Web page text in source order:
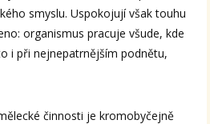
smyslu. Uspokojují však touhu
organismus pracuje všude, kde
i při nejnepatrnějším podnětu,
činnosti je kromobyčejně